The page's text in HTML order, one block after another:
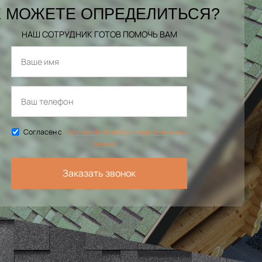
МОЖЕТЕ ОПРЕДЕЛИТЬСЯ?
НАШ СОТРУДНИК ГОТОВ ПОМОЧЬ ВАМ
Согласен сПолитикой обработки персональных
данных
Заказать звонок